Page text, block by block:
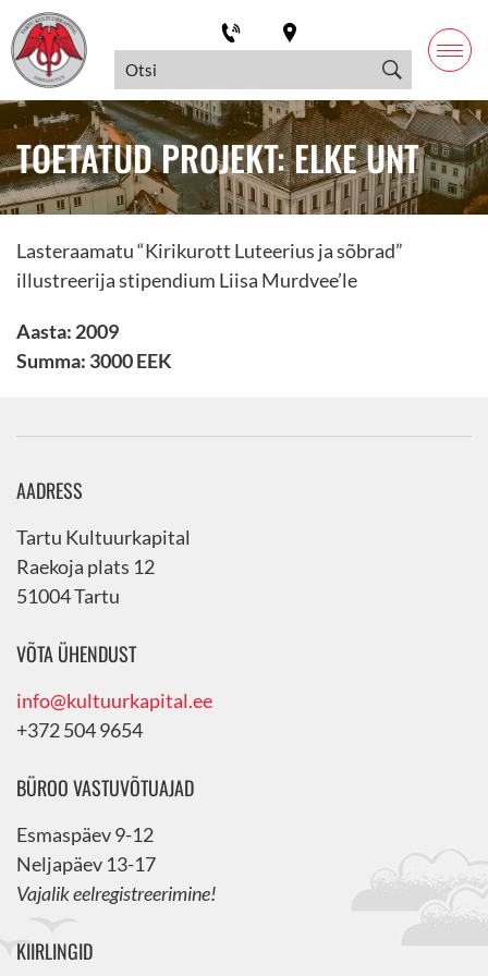
TOETATUD PROJEKT: ELKE UNT
Lasteraamatu “Kirikurott Luteerius ja sõbrad”
illustreerija stipendium Liisa Murdvee’le
Aasta: 2009
Summa: 3000 EEK
AADRESS
Tartu Kultuurkapital
Raekoja plats 12
51004 Tartu
VÕTA ÜHENDUST
info@kultuurkapital.ee
+372 504 9654
BÜROO VASTUVÕTUAJAD
Esmaspäev 9-12
Neljapäev 13-17
Vajalik eelregistreerimine!
KIIRLINGID